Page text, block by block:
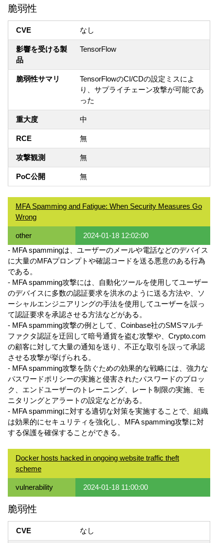
脆弱性
CVE なし
影響を受ける製
品
TensorFlow
脆弱性サマリ
TensorFlowのCI/CDの設定ミスによ
り、サプライチェーン攻撃が可能であ
った
重大度 中
RCE 無
攻撃観測 無
PoC公開 無
MFA Spamming and Fatigue: When Security Measures Go
Wrong
other
2024-01-18 12:02:00
- MFA spammingは、ユーザーのメールや電話などのデバイス
に大量のMFAプロンプトや確認コードを送る悪意のある行為
である。
- MFA spamming攻撃には、自動化ツールを使用してユーザー
のデバイスに多数の認証要求を洪水のように送る方法や、ソ
ーシャルエンジニアリングの手法を使用してユーザーを誤っ
て認証要求を承認させる方法などがある。
- MFA spamming攻撃の例として、Coinbase社のSMSマルチ
ファクタ認証を迂回して暗号通貨を盗む攻撃や、Crypto.com
の顧客に対して大量の通知を送り、不正な取引を誤って承認
させる攻撃が挙げられる。
- MFA spamming攻撃を防ぐための効果的な戦略には、強力な
パスワードポリシーの実施と侵害されたパスワードのブロッ
ク、エンドユーザーのトレーニング、レート制限の実施、モ
ニタリングとアラートの設定などがある。
- MFA spammingに対する適切な対策を実施することで、組織
は効果的にセキュリティを強化し、MFA spamming攻撃に対
する保護を確保することができる。
Docker hosts hacked in ongoing website traffic theft
scheme
vulnerability 2024-01-18 11:00:00
脆弱性
CVE なし